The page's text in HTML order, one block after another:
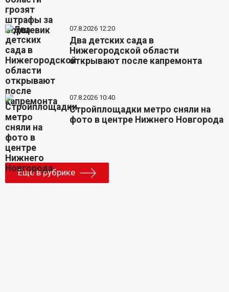
07.8.2026 12:20
Два детских сада в
Нижегородской области
открывают после капремонта
07.8.2026 10:40
Стройплощадки метро сняли на
фото в центре Нижнего Новгорода
Еще в рубрике